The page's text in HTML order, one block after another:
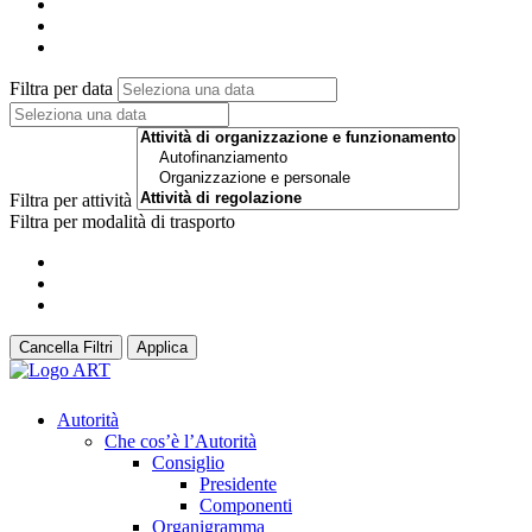
Filtra per data
Filtra per attività
Filtra per modalità di trasporto
Cancella Filtri Applica
Autorità
Che cos’è l’Autorità
Consiglio
Presidente
Componenti
Organigramma